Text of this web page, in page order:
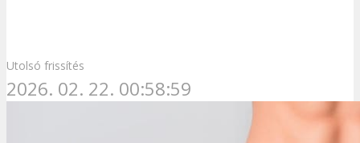
Utolsó frissítés
2026. 02. 22. 00:58:59